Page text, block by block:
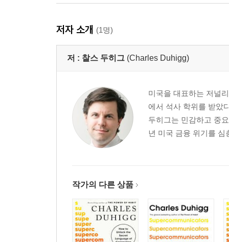
저자 소개 (1명)
저 : 찰스 두히그 (Charles Duhigg)
미국을 대표하는 저널
에서 석사 학위를 받았
두히그는 민감하고 중
년 미국 금융 위기를
작가의 다른 상품